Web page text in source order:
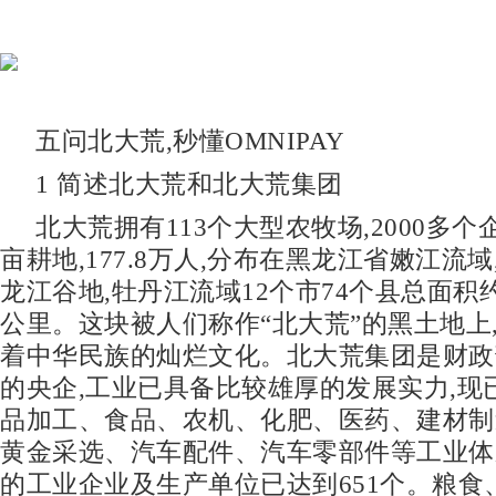
五问北大荒,秒懂OMNIPAY
1 简述北大荒和北大荒集团
北大荒拥有113个大型农牧场,2000多个
亩耕地,177.8万人,分布在黑龙江省嫩江流
龙江谷地,牡丹江流域12个市74个县总面积
公里。这块被人们称作“北大荒”的黑土地
着中华民族的灿烂文化。北大荒集团是财
的央企,工业已具备比较雄厚的发展实力,现
品加工、食品、农机、化肥、医药、建材
黄金采选、汽车配件、汽车零部件等工业
的工业企业及生产单位已达到651个。粮食